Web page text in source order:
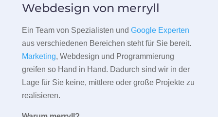
Webdesign von merryll
Ein Team von Spezialisten und Google Experten
aus verschiedenen Bereichen steht für Sie bereit.
Marketing, Webdesign und Programmierung
greifen so Hand in Hand. Dadurch sind wir in der
Lage für Sie keine, mittlere oder große Projekte zu
realisieren.